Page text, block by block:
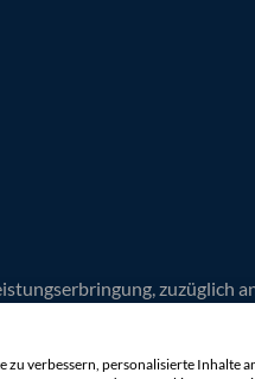
Die Rabatte sind
verbessern, personalisierte Inhalte